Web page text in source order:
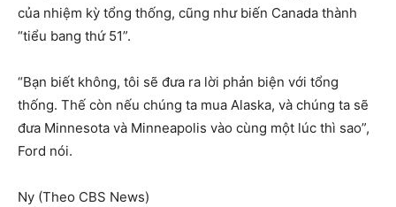
của nhiệm kỳ tổng thống, cũng như biến Canada thành
“tiểu bang thứ 51”.
“Bạn biết không, tôi sẽ đưa ra lời phản biện với tổng
thống. Thế còn nếu chúng ta mua Alaska, và chúng ta sẽ
đưa Minnesota và Minneapolis vào cùng một lúc thì sao”,
Ford nói.
Ny (Theo CBS News)